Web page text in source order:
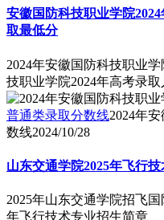
安徽国防科技职业学院
取最低分
2024年安徽国防科技职业
技职业学院2024年高考录
普通类录取分数线2024年
数线2024/10/28
山东交通学院2025年飞行
2025年山东交通学院招飞
年飞行技术专业招生简章